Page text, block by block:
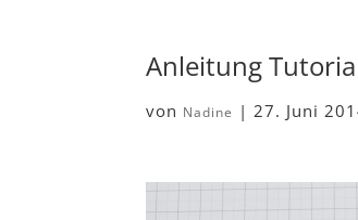
Anleitung
von Nadine |27. Juni